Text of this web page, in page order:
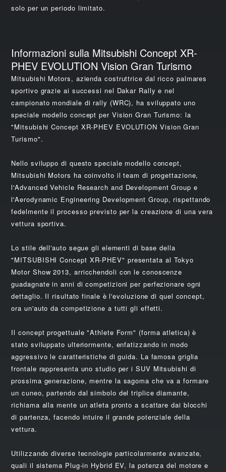
solo per un periodo limitato.
Informazioni sulla Mitsubishi Concept XR-
PHEV EVOLUTION Vision Gran Turismo
Mitsubishi Motors, azienda costruttrice dal ricco palmares
sportivo grazie ai successi nel Dakar Rally e nel
campionato mondiale di rally (WRC), ha sviluppato uno
speciale modello concept per Vision Gran Turismo: la
"Mitsubishi Concept XR-PHEV EVOLUTION Vision Gran
Turismo".
Nello sviluppo di questo speciale modello concept,
Mitsubishi Motors ha coinvolto il team di progettazione,
l'Advanced Vehicle Research and Development Group e
l'Aerodynamic Engineering Development Group, rispettando
fedelmente il processo previsto per la creazione di una vera
vettura sportiva.
Lo stile dell'auto segue gli elementi di base della
"MITSUBISHI Concept XR-PHEV" presentata al Tokyo
Motor Show 2013, arricchendoli con le conoscenze
guadagnate in anni di competizioni per perfezionare ogni
dettaglio. Il risultato finale è l'evoluzione di quel concept,
ora un'auto da competizione a tutti gli effetti.
Il concept progettuale "Athlete Form" (forma atletica) è
stato sviluppato ulteriormente, enfatizzando in modo
aggressivo le caratteristiche di guida. La famosa griglia
frontale rappresenta uno studio per i SUV Mitsubishi di
prossima generazione, mentre la sagoma che va a formare
un cuneo, partendo dal simbolo del triplice diamante,
richiama alla mente un atleta pronto a scattare dai blocchi
di partenza, facendo intuire il grande potenziale della
vettura.
Utilizzando diverse tecnologie particolarmente avanzate,
quali il sistema Plug-in Hybrid EV, la potenza del motore e